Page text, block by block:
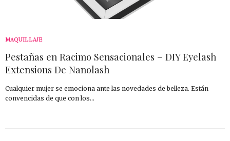
MAQUILLAJE
Pestañas en Racimo Sensacionales – DIY Eyelash
Extensions De Nanolash
Cualquier mujer se emociona ante las novedades de belleza. Están
convencidas de que con los…